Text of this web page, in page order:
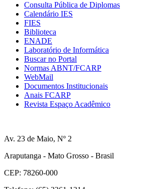
Consulta Pública de Diplomas
Calendário IES
FIES
Biblioteca
ENADE
Laboratório de Informática
Buscar no Portal
Normas ABNT/FCARP
WebMail
Documentos Institucionais
Anais FCARP
Revista Espaço Acadêmico
Av. 23 de Maio, Nº 2
Araputanga - Mato Grosso - Brasil
CEP: 78260-000